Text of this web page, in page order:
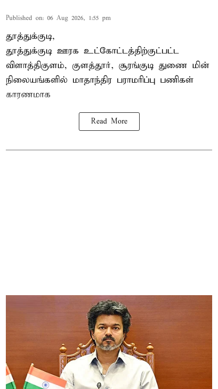
Published on: 06 Aug 2026, 1:55 pm
தூத்துக்குடி,
தூத்துக்குடி ஊரக உட்கோட்டத்திற்குட்பட்ட
விளாத்திகுளம், குளத்தூர், சூரங்குடி துணை மின்
நிலையங்களில் மாதாந்திர பராமரிப்பு பணிகள்
காரணமாக
Read More